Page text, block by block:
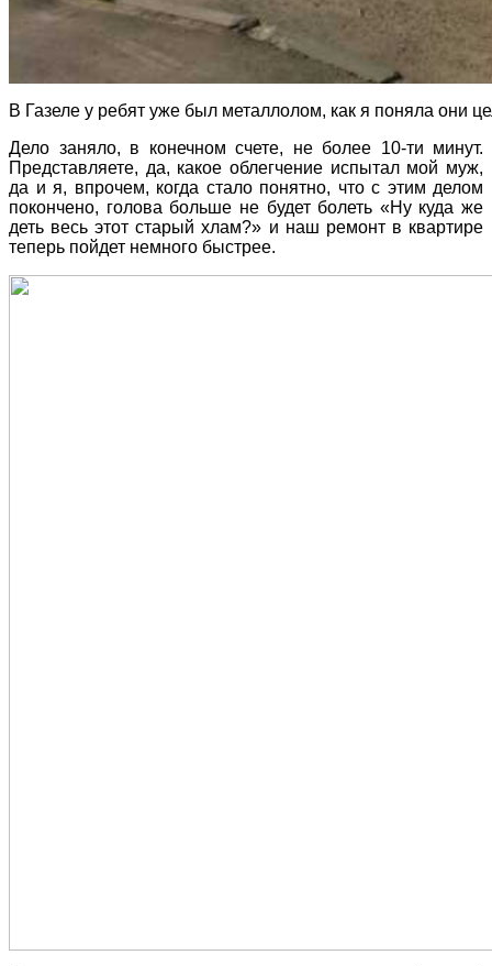
В Газеле у ребят уже был металлолом, как я поняла они
Дело заняло, в конечном счете, не более 10-ти минут.
Представляете, да, какое облегчение испытал мой муж,
да и я, впрочем, когда стало понятно, что с этим делом
покончено, голова больше не будет болеть «Ну куда же
деть весь этот старый хлам?» и наш ремонт в квартире
теперь пойдет немного быстрее.